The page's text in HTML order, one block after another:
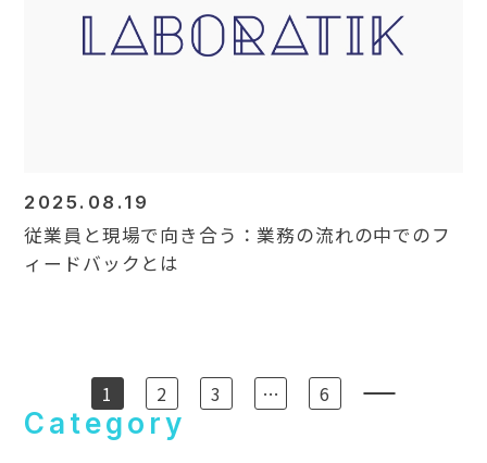
2025.08.19
従業員と現場で向き合う：業務の流れの中でのフ
ィードバックとは
1 2 3 … 6
Category